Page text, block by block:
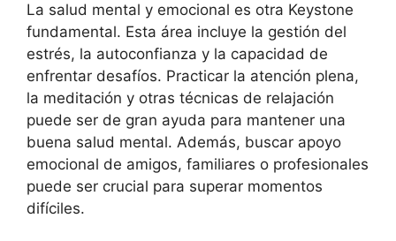
La salud mental y emocional es otra Keystone
fundamental. Esta área incluye la gestión del
estrés, la autoconfianza y la capacidad de
enfrentar desafíos. Practicar la atención plena,
la meditación y otras técnicas de relajación
puede ser de gran ayuda para mantener una
buena salud mental. Además, buscar apoyo
emocional de amigos, familiares o profesionales
puede ser crucial para superar momentos
difíciles.